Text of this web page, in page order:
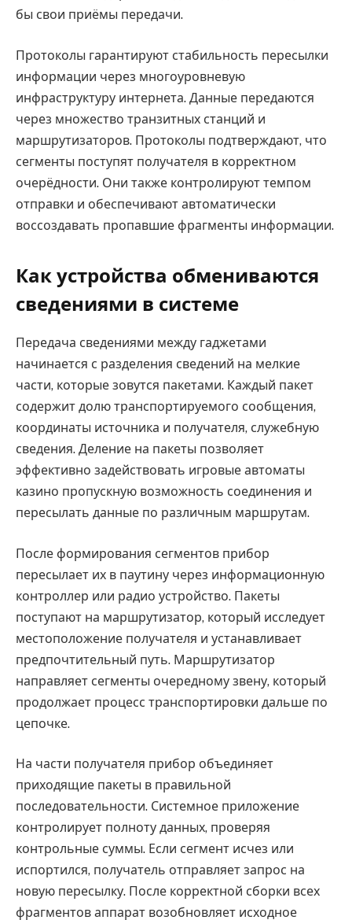
бы свои приёмы передачи.
Протоколы гарантируют стабильность пересылки
информации через многоуровневую
инфраструктуру интернета. Данные передаются
через множество транзитных станций и
маршрутизаторов. Протоколы подтверждают, что
сегменты поступят получателя в корректном
очерёдности. Они также контролируют темпом
отправки и обеспечивают автоматически
воссоздавать пропавшие фрагменты информации.
Как устройства обмениваются
сведениями в системе
Передача сведениями между гаджетами
начинается с разделения сведений на мелкие
части, которые зовутся пакетами. Каждый пакет
содержит долю транспортируемого сообщения,
координаты источника и получателя, служебную
сведения. Деление на пакеты позволяет
эффективно задействовать игровые автоматы
казино пропускную возможность соединения и
пересылать данные по различным маршрутам.
После формирования сегментов прибор
пересылает их в паутину через информационную
контроллер или радио устройство. Пакеты
поступают на маршрутизатор, который исследует
местоположение получателя и устанавливает
предпочтительный путь. Маршрутизатор
направляет сегменты очередному звену, который
продолжает процесс транспортировки дальше по
цепочке.
На части получателя прибор объединяет
приходящие пакеты в правильной
последовательности. Системное приложение
контролирует полноту данных, проверяя
контрольные суммы. Если сегмент исчез или
испортился, получатель отправляет запрос на
новую пересылку. После корректной сборки всех
фрагментов аппарат возобновляет исходное